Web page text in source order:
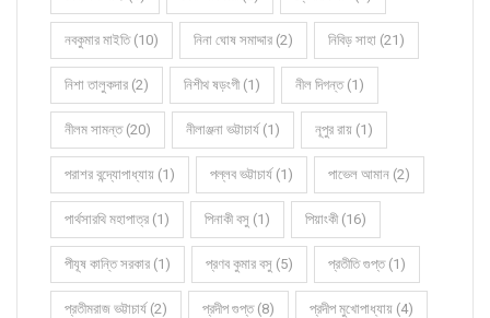
নবকুমার মাইতি (10) নিনা ঘোষ সমাদ্দার (2) নিবিড় সাহা (21)
নিশা তালুকদার (2) নিশীথ ষড়ংগী (1) নীল দিগন্ত (1)
নীলম সামন্ত (20) নীলাঞ্জনা ভট্টাচার্য (1) নূপুর রায় (1)
পরাশর বন্দ্যোপাধ্যায় (1) পল্লব ভট্টাচার্য (1) পাভেল আমান (2)
পার্থসারথি মহাপাত্র (1) পিনাকী বসু (1) পিয়াংকী (16)
পীযূষ কান্তি সরকার (1) প্রণব কুমার বসু (5) প্রতীতি গুপ্ত (1)
প্রতীমরাজ ভট্টাচার্য (2) প্রদীপ গুপ্ত (8) প্রদীপ মুখোপাধ্যায় (4)